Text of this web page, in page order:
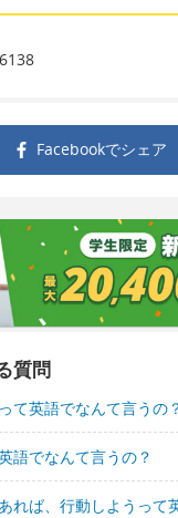
6138
Facebookでシェア
質問
て英語でなんて言うの
語でなんて言うの？
れば、行動しようって